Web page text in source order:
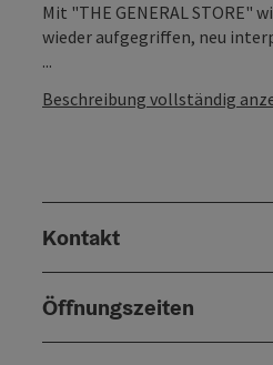
Mit "THE GENERAL STORE"
wieder aufgegriffen, neu
...
Beschreibung vollständig
Kontakt
Öffnungszeiten